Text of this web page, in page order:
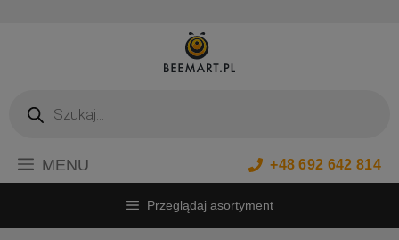
produktów
+48 692 642 814
MENU
Przeglądaj asortyment